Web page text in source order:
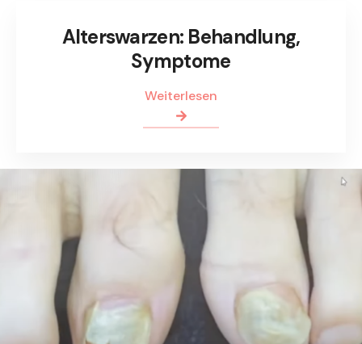
Alterswarzen: Behandlung,
Symptome
Weiterlesen